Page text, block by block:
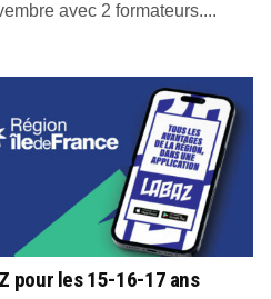
avec 2 formateurs....
pour les 15-16-17 ans